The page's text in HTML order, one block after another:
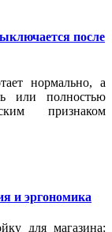
после
нормально, а
или полностью
признаком
и эргономика
для магазина: